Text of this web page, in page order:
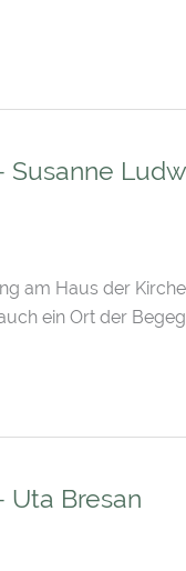
Susanne
am Haus der
ein Ort der
Bresan